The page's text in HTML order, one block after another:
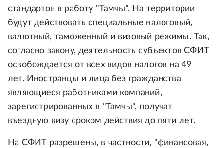
стандартов в работу "Тамчы". На территории
будут действовать специальные налоговый,
валютный, таможенный и визовый режимы. Так,
согласно закону, деятельность субъектов СФИТ
освобождается от всех видов налогов на 49
лет. Иностранцы и лица без гражданства,
являющиеся работниками компаний,
зарегистрированных в "Тамчы", получат
въездную визу сроком действия до пяти лет.
На СФИТ разрешены, в частности, "финансовая,